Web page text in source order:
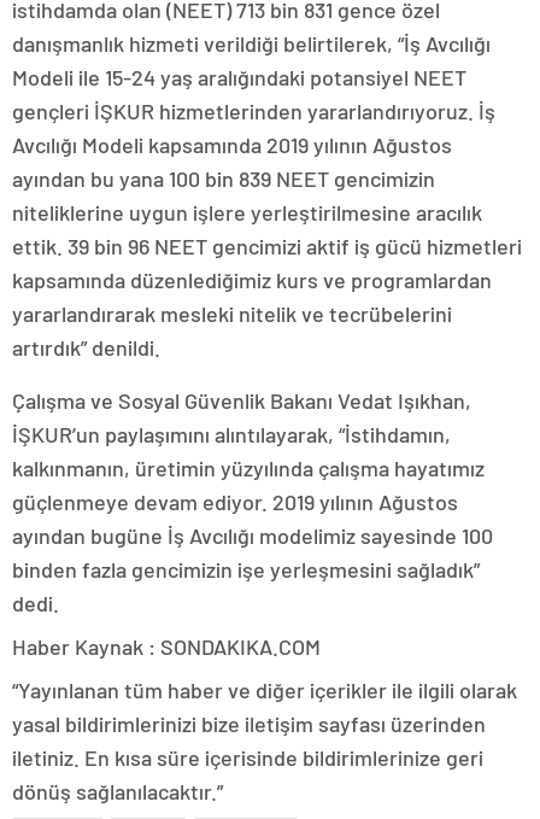
istihdamda olan (NEET) 713 bin 831 gence özel
danışmanlık hizmeti verildiği belirtilerek, “İş Avcılığı
Modeli ile 15-24 yaş aralığındaki potansiyel NEET
gençleri İŞKUR hizmetlerinden yararlandırıyoruz. İş
Avcılığı Modeli kapsamında 2019 yılının Ağustos
ayından bu yana 100 bin 839 NEET gencimizin
niteliklerine uygun işlere yerleştirilmesine aracılık
ettik. 39 bin 96 NEET gencimizi aktif iş gücü hizmetleri
kapsamında düzenlediğimiz kurs ve programlardan
yararlandırarak mesleki nitelik ve tecrübelerini
artırdık” denildi.
Çalışma ve Sosyal Güvenlik Bakanı Vedat Işıkhan,
İŞKUR’un paylaşımını alıntılayarak, “İstihdamın,
kalkınmanın, üretimin yüzyılında çalışma hayatımız
güçlenmeye devam ediyor. 2019 yılının Ağustos
ayından bugüne İş Avcılığı modelimiz sayesinde 100
binden fazla gencimizin işe yerleşmesini sağladık”
dedi.
Haber Kaynak : SONDAKIKA.COM
“Yayınlanan tüm haber ve diğer içerikler ile ilgili olarak
yasal bildirimlerinizi bize iletişim sayfası üzerinden
iletiniz. En kısa süre içerisinde bildirimlerinize geri
dönüş sağlanılacaktır.”